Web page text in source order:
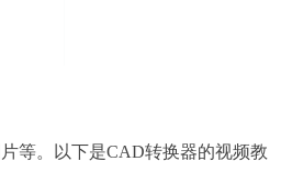
等。以下是CAD转换器的视频教